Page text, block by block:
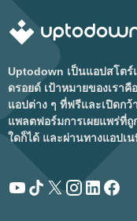
Uptodown เป็นแอปสโต
ดรอยด์ เป้าหมายของเรา
แอปต่าง ๆ ที่ฟรีและเปิดก
แพลตฟอร์มการเผยแพร่ที่ถู
ใดก็ได้ และผ่านทางแอปเ